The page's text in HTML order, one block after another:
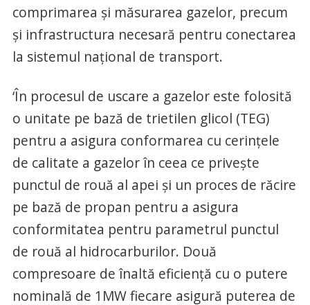
comprimarea şi măsurarea gazelor, precum
şi infrastructura necesară pentru conectarea
la sistemul naţional de transport.
‘În procesul de uscare a gazelor este folosită
o unitate pe bază de trietilen glicol (TEG)
pentru a asigura conformarea cu cerinţele
de calitate a gazelor în ceea ce priveşte
punctul de rouă al apei şi un proces de răcire
pe bază de propan pentru a asigura
conformitatea pentru parametrul punctul
de rouă al hidrocarburilor. Două
compresoare de înaltă eficienţă cu o putere
nominală de 1MW fiecare asigură puterea de